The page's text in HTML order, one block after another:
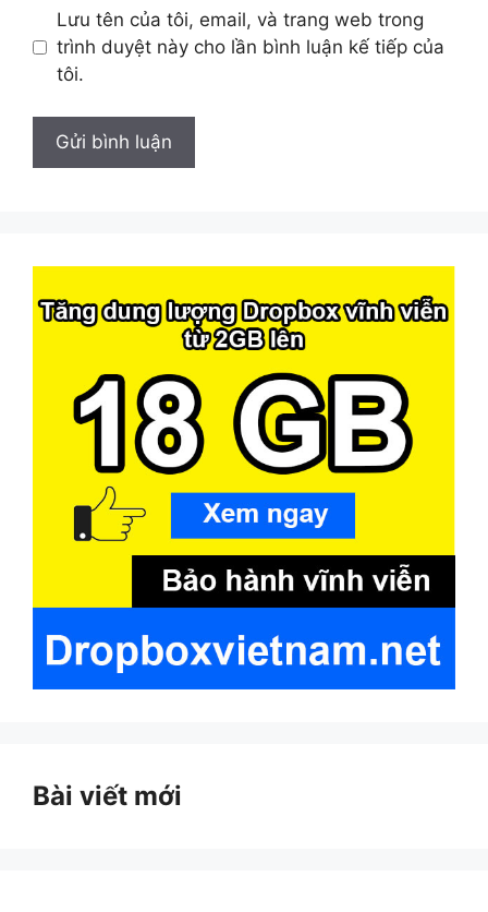
Lưu tên của tôi, email, và trang web trong
trình duyệt này cho lần bình luận kế tiếp của
tôi.
Bài viết mới